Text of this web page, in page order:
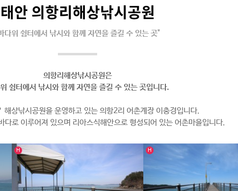
태안 의항리해상낚시공원
다위 쉼터에서 낚시와 함께 자연을 즐길 수 있는 곳"
의항리해상낚시공원은
쉼터에서 낚시와 함께 자연을 즐길 수 있는 곳입니다.
해상낚시공원을 운영하고 있는 의항2리 어촌계장 이충경입니다.
다로 이루어져 있으며 리아스식해안으로 형성되어 있는 어촌마을입니다.
포토갤러리
H
인기글
H
인기글